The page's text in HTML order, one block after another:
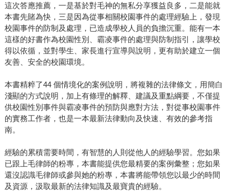
這次答應推薦，一是基於對毛神的無私分享獲益良多，二是能就
本書先賭為快，三是因為從事相關校園事件的處理經驗上，發現
校園事件的防制及處理，已造成學校人員的負擔沉重。能有一本
這樣的好書作為校園性別、霸凌事件的處理與防制指引，讓學校
得以依循，並對學生、家長進行宣導與說明，更有助於建立一個
友善、安全的校園環境。
本書精粹了44 個情境化的案例說明，將複雜的法律條文，用簡白
淺顯的方式說明，加上有條理的解釋、建議及重點綱要，不僅提
供校園性別事件與霸凌事件的預防與應對方法，對從事校園事件
的實務工作者，也是一本最新法律動向及快速、有效的參考指
南。
經驗的累積需要時間，有智慧的人則從他人的經驗學習。您如果
已跟上毛律師的粉專，本書能提供您最精要的案例彙整；您如果
還沒認識毛律師或參與她的粉專，本書將能帶領您以最少的時間
及資源，汲取最新的法律知識及最寶貴的經驗。